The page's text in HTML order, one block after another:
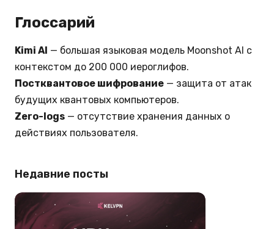
Глоссарий
Kimi AI — большая языковая модель Moonshot AI с
контекстом до 200 000 иероглифов.
Постквантовое шифрование — защита от атак
будущих квантовых компьютеров.
Zero-logs — отсутствие хранения данных о
действиях пользователя.
Недавние посты